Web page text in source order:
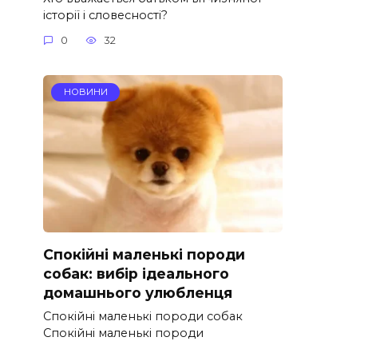
історії і словесності?
0 32
НОВИНИ
Спокійні маленькі породи
собак: вибір ідеального
домашнього улюбленця
Спокійні маленькі породи собак
Спокійні маленькі породи